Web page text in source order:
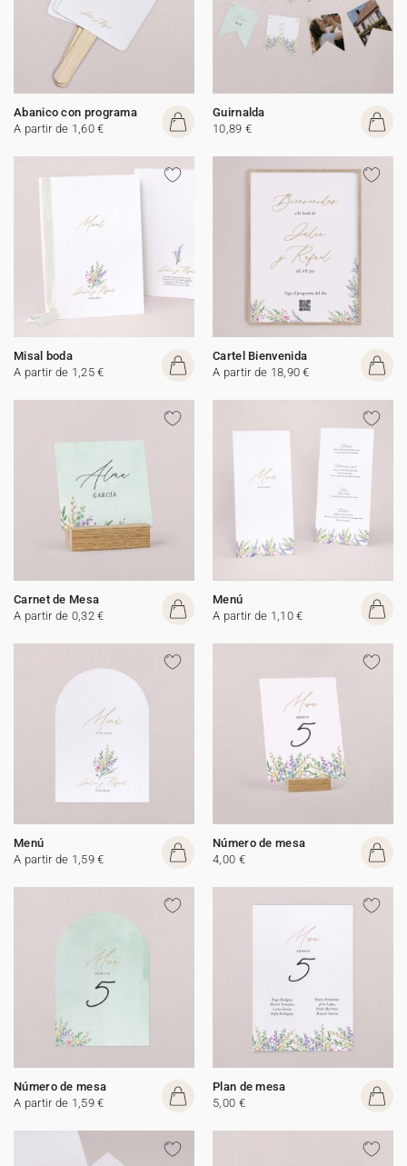
Abanico con programa
A partir de 1,60 €
Guirnalda
10,89 €
Misal boda
A partir de 1,25 €
Cartel Bienvenida
A partir de 18,90 €
Carnet de Mesa
A partir de 0,32 €
Menú
A partir de 1,10 €
Menú
A partir de 1,59 €
Número de mesa
4,00 €
Número de mesa
A partir de 1,59 €
Plan de mesa
5,00 €